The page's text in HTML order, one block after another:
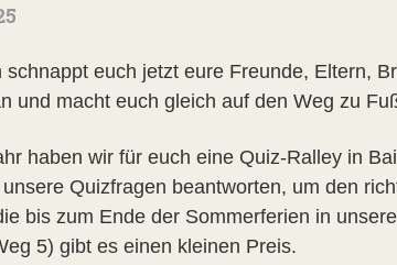
schnappt euch jetzt eure Freunde, Eltern,
und macht euch gleich auf den Weg zu
haben wir für euch eine Quiz-Ralley in
Quizfragen beantworten, um den
bis zum Ende der Sommerferien in
5) gibt es einen kleinen Preis.